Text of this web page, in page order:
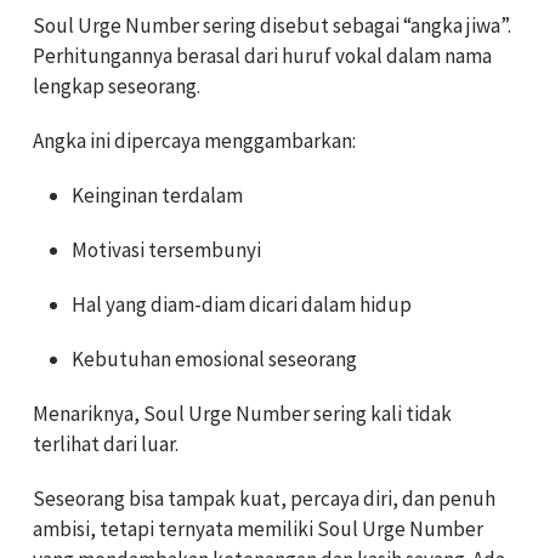
Soul Urge Number sering disebut sebagai “angka jiwa”.
Perhitungannya berasal dari huruf vokal dalam nama
lengkap seseorang.
Angka ini dipercaya menggambarkan:
Keinginan terdalam
Motivasi tersembunyi
Hal yang diam-diam dicari dalam hidup
Kebutuhan emosional seseorang
Menariknya, Soul Urge Number sering kali tidak
terlihat dari luar.
Seseorang bisa tampak kuat, percaya diri, dan penuh
ambisi, tetapi ternyata memiliki Soul Urge Number